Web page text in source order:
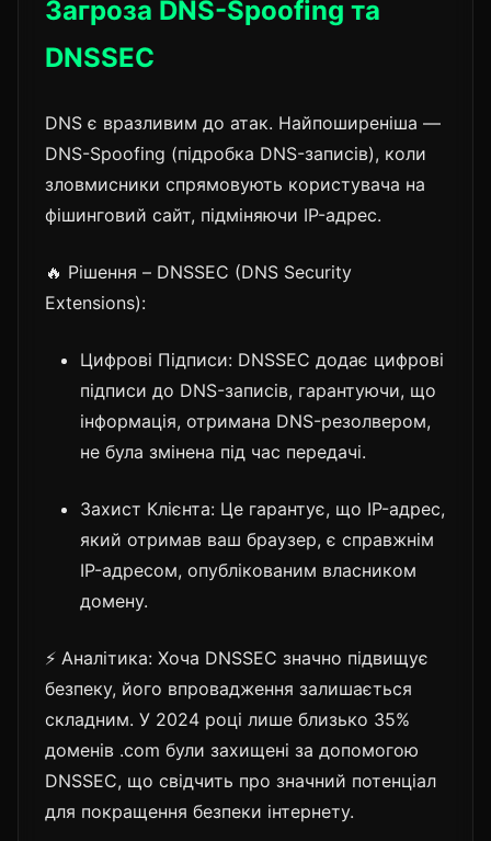
Загроза DNS-Spoofing та
DNSSEC
DNS є вразливим до атак. Найпоширеніша —
DNS-Spoofing (підробка DNS-записів), коли
зловмисники спрямовують користувача на
фішинговий сайт, підміняючи IP-адрес.
🔥 Рішення – DNSSEC (DNS Security
Extensions):
Цифрові Підписи: DNSSEC додає цифрові
підписи до DNS-записів, гарантуючи, що
інформація, отримана DNS-резолвером,
не була змінена під час передачі.
Захист Клієнта: Це гарантує, що IP-адрес,
який отримав ваш браузер, є справжнім
IP-адресом, опублікованим власником
домену.
⚡ Аналітика: Хоча DNSSEC значно підвищує
безпеку, його впровадження залишається
складним. У 2024 році лише близько 35%
доменів .com були захищені за допомогою
DNSSEC, що свідчить про значний потенціал
для покращення безпеки інтернету.